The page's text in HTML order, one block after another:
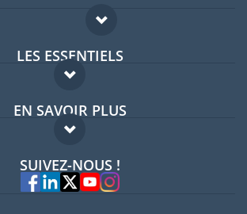
LES ESSENTIELS
Forum expatriés
Guides pays
EN SAVOIR PLUS
FAQ
Experts
SUIVEZ-NOUS !